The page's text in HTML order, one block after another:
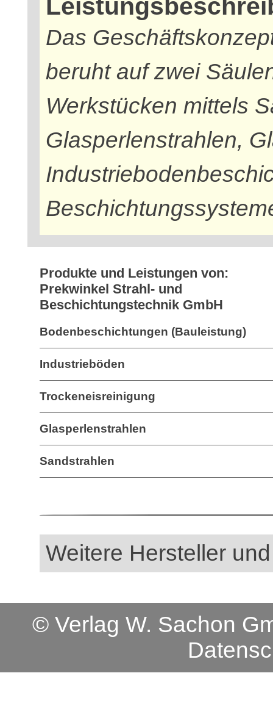
Das
beruht auf zwei
Werkstücken mittels
Glasperlenstrahlen,
Produkte und Leistungen von:
Prekwinkel Strahl- und
Beschichtungstechnik GmbH
Bodenbeschichtungen (Bauleistung)
Industrieböden
Trockeneisreinigung
Glasperlenstrahlen
Sandstrahlen
Weitere Hersteller
© Verlag W. Sachon